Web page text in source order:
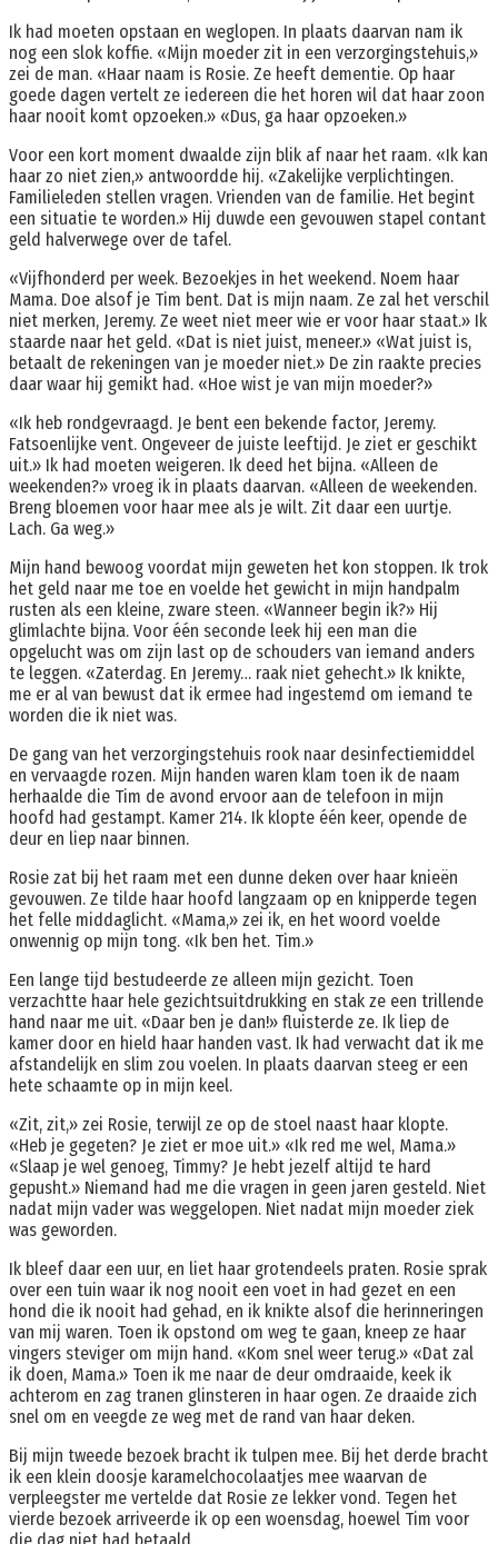
Ik had moeten opstaan en weglopen. In plaats daarvan nam ik
nog een slok koffie. «Mijn moeder zit in een verzorgingstehuis,»
zei de man. «Haar naam is Rosie. Ze heeft dementie. Op haar
goede dagen vertelt ze iedereen die het horen wil dat haar zoon
haar nooit komt opzoeken.» «Dus, ga haar opzoeken.»
Voor een kort moment dwaalde zijn blik af naar het raam. «Ik kan
haar zo niet zien,» antwoordde hij. «Zakelijke verplichtingen.
Familieleden stellen vragen. Vrienden van de familie. Het begint
een situatie te worden.» Hij duwde een gevouwen stapel contant
geld halverwege over de tafel.
«Vijfhonderd per week. Bezoekjes in het weekend. Noem haar
Mama. Doe alsof je Tim bent. Dat is mijn naam. Ze zal het verschil
niet merken, Jeremy. Ze weet niet meer wie er voor haar staat.» Ik
staarde naar het geld. «Dat is niet juist, meneer.» «Wat juist is,
betaalt de rekeningen van je moeder niet.» De zin raakte precies
daar waar hij gemikt had. «Hoe wist je van mijn moeder?»
«Ik heb rondgevraagd. Je bent een bekende factor, Jeremy.
Fatsoenlijke vent. Ongeveer de juiste leeftijd. Je ziet er geschikt
uit.» Ik had moeten weigeren. Ik deed het bijna. «Alleen de
weekenden?» vroeg ik in plaats daarvan. «Alleen de weekenden.
Breng bloemen voor haar mee als je wilt. Zit daar een uurtje.
Lach. Ga weg.»
Mijn hand bewoog voordat mijn geweten het kon stoppen. Ik trok
het geld naar me toe en voelde het gewicht in mijn handpalm
rusten als een kleine, zware steen. «Wanneer begin ik?» Hij
glimlachte bijna. Voor één seconde leek hij een man die
opgelucht was om zijn last op de schouders van iemand anders
te leggen. «Zaterdag. En Jeremy… raak niet gehecht.» Ik knikte,
me er al van bewust dat ik ermee had ingestemd om iemand te
worden die ik niet was.
De gang van het verzorgingstehuis rook naar desinfectiemiddel
en vervaagde rozen. Mijn handen waren klam toen ik de naam
herhaalde die Tim de avond ervoor aan de telefoon in mijn
hoofd had gestampt. Kamer 214. Ik klopte één keer, opende de
deur en liep naar binnen.
Rosie zat bij het raam met een dunne deken over haar knieën
gevouwen. Ze tilde haar hoofd langzaam op en knipperde tegen
het felle middaglicht. «Mama,» zei ik, en het woord voelde
onwennig op mijn tong. «Ik ben het. Tim.»
Een lange tijd bestudeerde ze alleen mijn gezicht. Toen
verzachtte haar hele gezichtsuitdrukking en stak ze een trillende
hand naar me uit. «Daar ben je dan!» fluisterde ze. Ik liep de
kamer door en hield haar handen vast. Ik had verwacht dat ik me
afstandelijk en slim zou voelen. In plaats daarvan steeg er een
hete schaamte op in mijn keel.
«Zit, zit,» zei Rosie, terwijl ze op de stoel naast haar klopte.
«Heb je gegeten? Je ziet er moe uit.» «Ik red me wel, Mama.»
«Slaap je wel genoeg, Timmy? Je hebt jezelf altijd te hard
gepusht.» Niemand had me die vragen in geen jaren gesteld. Niet
nadat mijn vader was weggelopen. Niet nadat mijn moeder ziek
was geworden.
Ik bleef daar een uur, en liet haar grotendeels praten. Rosie sprak
over een tuin waar ik nog nooit een voet in had gezet en een
hond die ik nooit had gehad, en ik knikte alsof die herinneringen
van mij waren. Toen ik opstond om weg te gaan, kneep ze haar
vingers steviger om mijn hand. «Kom snel weer terug.» «Dat zal
ik doen, Mama.» Toen ik me naar de deur omdraaide, keek ik
achterom en zag tranen glinsteren in haar ogen. Ze draaide zich
snel om en veegde ze weg met de rand van haar deken.
Bij mijn tweede bezoek bracht ik tulpen mee. Bij het derde bracht
ik een klein doosje karamelchocolaatjes mee waarvan de
verpleegster me vertelde dat Rosie ze lekker vond. Tegen het
vierde bezoek arriveerde ik op een woensdag, hoewel Tim voor